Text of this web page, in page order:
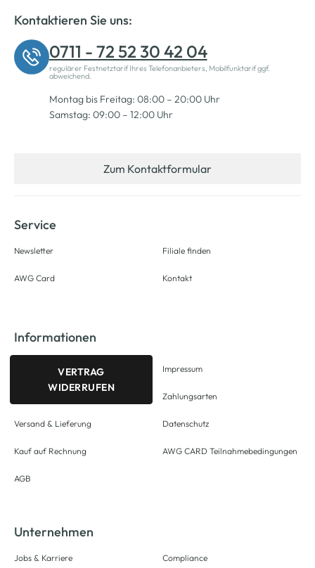
Kontaktieren Sie uns:
0711 - 72 52 30 42 04
regulärer Festnetztarif Ihres Telefonanbieters, Mobilfunktarif ggf.
abweichend.
Montag bis Freitag: 08:00 – 20:00 Uhr
Samstag: 09:00 – 12:00 Uhr
Zum Kontaktformular
Service
Newsletter
AWG Card
Filiale finden
Kontakt
Informationen
VERTRAG
WIDERRUFEN
Versand & Lieferung
Kauf auf Rechnung
AGB
Impressum
Zahlungsarten
Datenschutz
AWG CARD Teilnahmebedingungen
Unternehmen
Jobs & Karriere Compliance